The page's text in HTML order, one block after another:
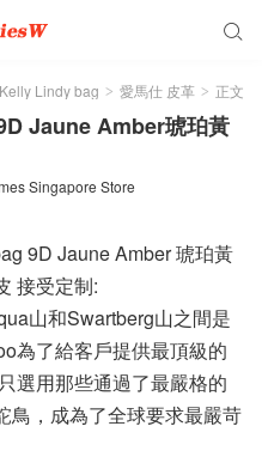

Lindy bag > 愛馬仕 皮革 > 正文
Jaune Amber琥珀黃
Singapore Store
9D Jaune Amber 琥珀黃
接受定制:
山和Swartberg山之間是
為了給客戶提供最頂級的
選用那些通過了最嚴格的
鳥，成為了全球要求最嚴苛